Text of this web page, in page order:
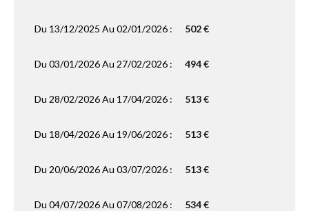
Du 13/12/2025 Au 02/01/2026 : 502 €
Du 03/01/2026 Au 27/02/2026 : 494 €
Du 28/02/2026 Au 17/04/2026 : 513 €
Du 18/04/2026 Au 19/06/2026 : 513 €
Du 20/06/2026 Au 03/07/2026 : 513 €
Du 04/07/2026 Au 07/08/2026 : 534 €